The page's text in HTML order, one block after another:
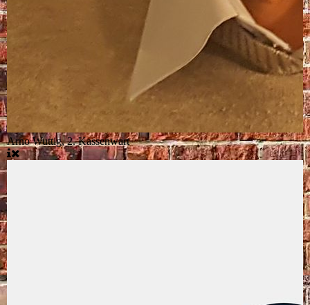
Arno Wuttig, 2. Kassenwart